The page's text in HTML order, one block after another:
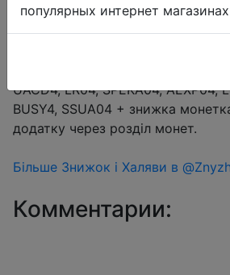
#Aliexpress
Купон продавця $10 (промокод
промокод на вибір $4/$24
UACD4, LR04, SPEKA04, AEXP04,
BUSY4, SSUA04 + знижка
додатку через розділ монет.
Більше Знижок і Халяви в
Комментарии:
популярных интернет магазинах